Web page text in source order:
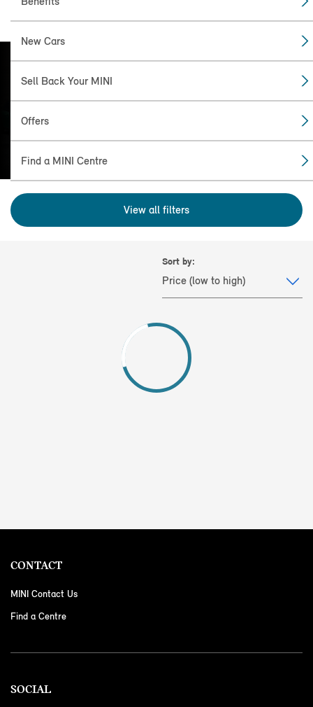
New Cars
Sell Back Your MINI
Offers
Find a MINI Centre
FIND THE
MINI FOR YOU
View all filters
Sort by:
CONTACT
MINI Contact Us
Find a Centre
SOCIAL